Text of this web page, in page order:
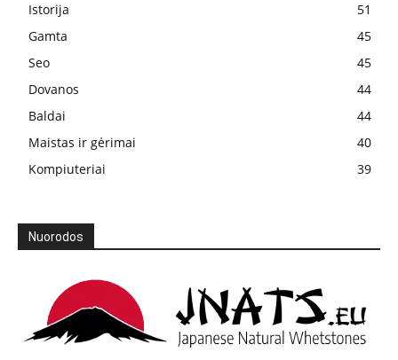
Istorija
51
Gamta
45
Seo
45
Dovanos
44
Baldai
44
Maistas ir gėrimai
40
Kompiuteriai
39
Nuorodos